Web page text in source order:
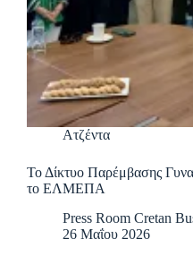
Ατζέντα
Το Δίκτυο Παρέμβασης
το ΕΛΜΕΠΑ
Press Room Cretan
26 Μαΐου 2026